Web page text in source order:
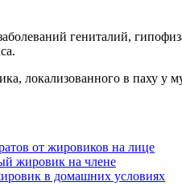
гениталий,
локализованного в паху
от жировиков на лице
жировик на члене
в домашних условиях